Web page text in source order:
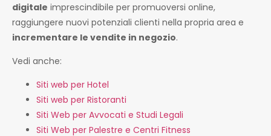
digitale imprescindibile per promuoversi online,
raggiungere nuovi potenziali clienti nella propria area e
incrementare le vendite in negozio.
Vedi anche:
Siti web per Hotel
Siti web per Ristoranti
Siti Web per Avvocati e Studi Legali
Siti Web per Palestre e Centri Fitness